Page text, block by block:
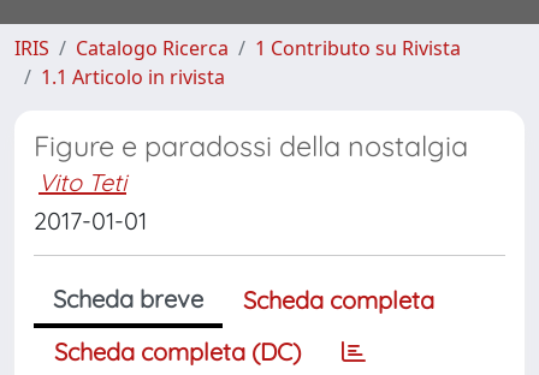
IRIS Catalogo Ricerca
1 Contributo su Rivista
1.1 Articolo in rivista
Figure e paradossi della nostalgia
Vito Teti
2017-01-01
Scheda breve
Scheda completa
Scheda completa (DC)